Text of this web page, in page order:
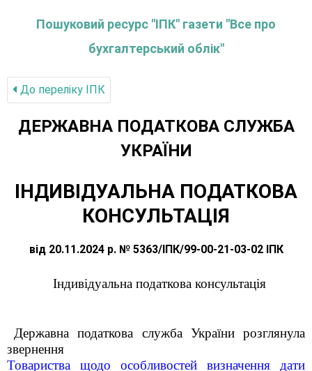
Пошуковий ресурс "ІПК" газети "Все про
бухгалтерський облік"
До переліку IПК
ДЕРЖАВНА ПОДАТКОВА СЛУЖБА
УКРАЇНИ
ІНДИВІДУАЛЬНА ПОДАТКОВА
КОНСУЛЬТАЦІЯ
від 20.11.2024 р. № 5363/ІПК/99-00-21-03-02 ІПК
Індивідуальна податкова консультація
Державна податкова служба України розглянула
звернення
Товариства щодо особливостей визначення дати